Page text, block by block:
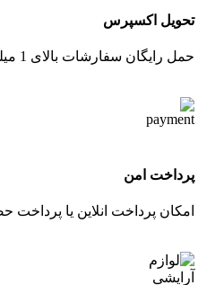
تحویل اکسپرس
حمل رایگان سفارشات بالای 1 میلیون تومان
پرداخت امن
امکان پرداخت انلاین یا